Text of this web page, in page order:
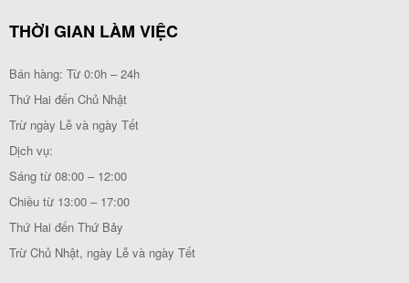
THỜI GIAN LÀM VIỆC
Bán hàng: Từ 0:0h – 24h
Thứ Hai đến Chủ Nhật
Trừ ngày Lễ và ngày Tết
Dịch vụ:
Sáng từ 08:00 – 12:00
Chiều từ 13:00 – 17:00
Thứ Hai đến Thứ Bảy
Trừ Chủ Nhật, ngày Lễ và ngày Tết